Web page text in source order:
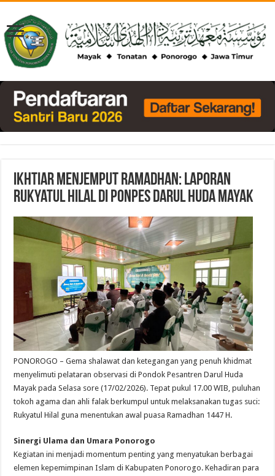
Ikhtiar Menjemput Ramadhan: Laporan
Rukyatul Hilal di Ponpes Darul Huda Mayak
PONOROGO – Gema shalawat dan ketegangan yang penuh khidmat
menyelimuti pelataran observasi di Pondok Pesantren Darul Huda
Mayak pada Selasa sore (17/02/2026). Tepat pukul 17.00 WIB, puluhan
tokoh agama dan ahli falak berkumpul untuk melaksanakan tugas suci:
Rukyatul Hilal guna menentukan awal puasa Ramadhan 1447 H.
Sinergi Ulama dan Umara Ponorogo
​Kegiatan ini menjadi momentum penting yang menyatukan berbagai
elemen kepemimpinan Islam di Kabupaten Ponorogo. Kehadiran para